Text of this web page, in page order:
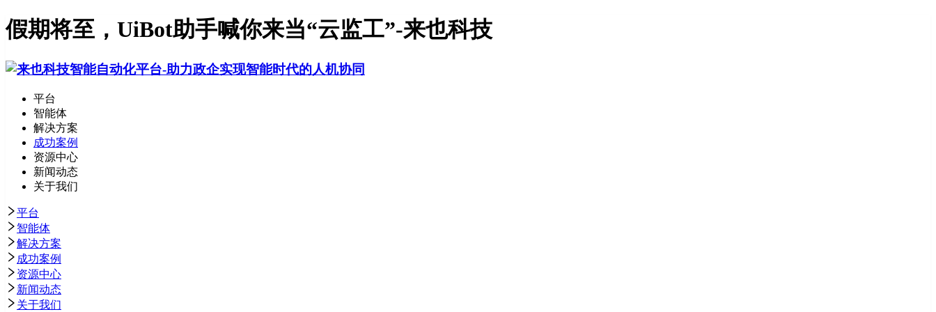
假期将至，UiBot助手喊你来当“云监工”-来也科技
平台
智能体
解决方案
成功案例
资源中心
新闻动态
关于我们
平台
智能体
解决方案
成功案例
资源中心
新闻动态
关于我们